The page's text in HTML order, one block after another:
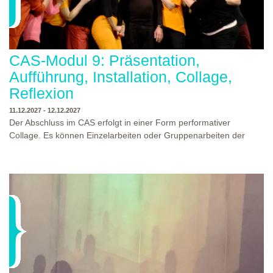
CAS-Modul 9: Präsentation,
Aufführung, Installation, Collage,
Reflexion
11.12.2027 - 12.12.2027
Der Abschluss im CAS erfolgt in einer Form performativer
Collage. Es können Einzelarbeiten oder Gruppenarbeiten der
Ausbildungsprogramm zu erleben. Die Studierenden des
oder Präsentation. Wir freuen uns über Begegnungen und
WO?